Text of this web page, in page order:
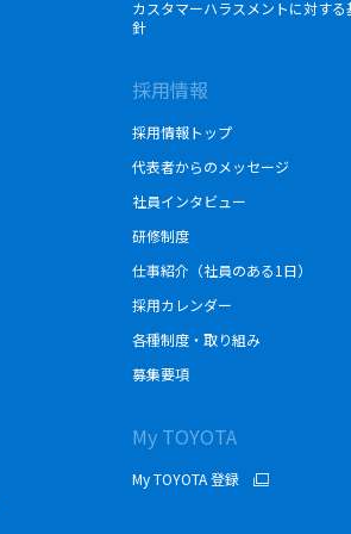
カスタマーハラスメントに対する
針
採用情報
採用情報トップ
代表者からのメッセージ
社員インタビュー
研修制度
仕事紹介（社員のある1日）
採用カレンダー
各種制度・取り組み
募集要項
My TOYOTA
My TOYOTA 登録